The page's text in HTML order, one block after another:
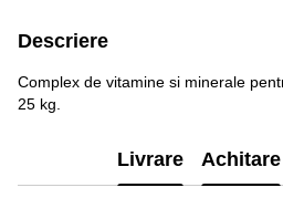
Descriere
Complex de vitamine si minerale
25 kg.
Livrare Achitare